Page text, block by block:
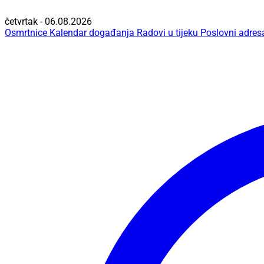
četvrtak - 06.08.2026
Osmrtnice Kalendar događanja Radovi u tijeku Poslovni